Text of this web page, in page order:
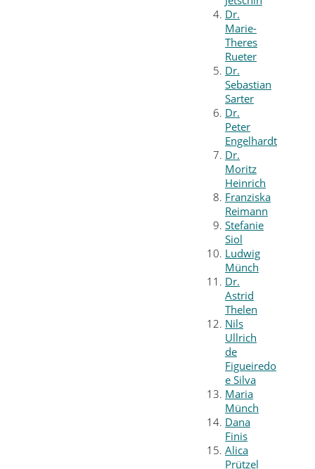
Dr.
Marie-
Theres
Rueter
Dr.
Sebastian
Sarter
Dr.
Peter
Engelhardt
Dr.
Moritz
Heinrich
Franziska
Reimann
Stefanie
Siol
Ludwig
Münch
Dr.
Astrid
Thelen
Nils
Ullrich
de
Figueiredo
e Silva
Maria
Münch
Dana
Finis
Alica
Prützel